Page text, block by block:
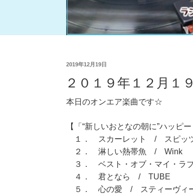
2019年12月19日
２０１９年１２月１
本日のオンエア楽曲です☆
【「“新しいおとなの朝に”ハッピ
１． スカーレット / スピッ
２． 淋しい熱帯魚 / Wink
３． ベスト・オブ・マイ・ラ
４． 君となら / TUBE
５． 心の愛 / スティーヴィー